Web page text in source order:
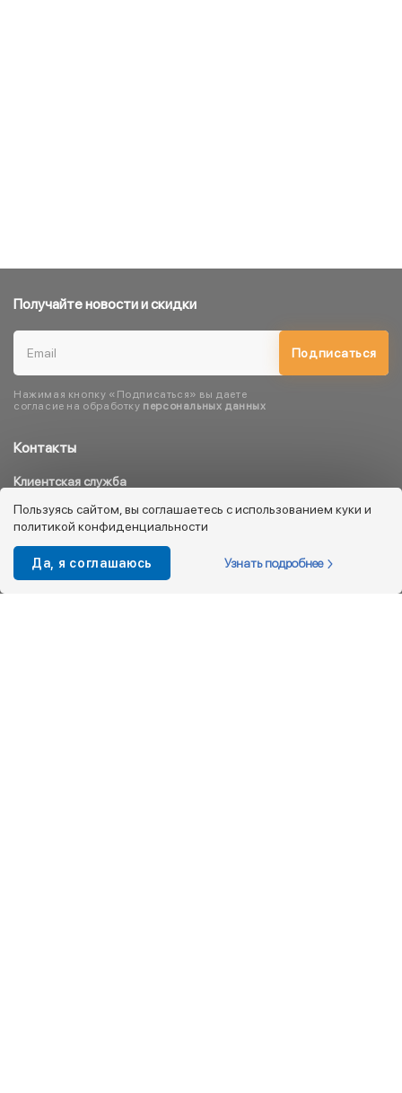
Контакты
Клиентская служба
8 800 333 08 45
info@kotofey.ru
Магазины в Москва (50)
Получайте новости и скидки
Подписаться
Нажимая кнопку «Подписаться» вы даете
согласие на обработку персональных данных
Пользуясь сайтом, вы соглашаетесь с использованием куки и
политикой конфиденциальности
Да, я соглашаюсь Узнать подробнее